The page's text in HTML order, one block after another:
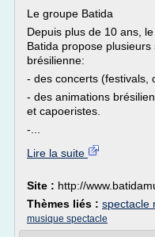
Le groupe Batida
Depuis plus de 10 ans,
Batida propose
brésilienne:
- des concerts (festivals,
- des animations
et capoeristes.
-...
Lire la suite
Site : http://
Thèmes liés : spectacle
musique spectacle